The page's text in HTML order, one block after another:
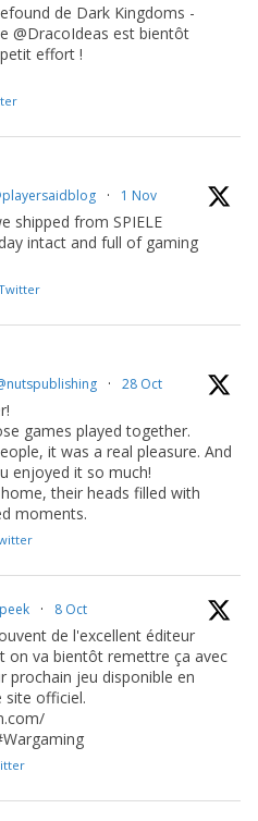
de Dark Kingdoms -
@DracoIdeas est bientôt
effort !
· 1 Nov
shipped from SPIELE
intact and full of gaming
· 28 Oct
games played together.
it was a real pleasure. And
enjoyed it so much!
their heads filled with
moments.
· 8 Oct
de l'excellent éditeur
on va bientôt remettre ça avec
prochain jeu disponible en
site officiel.